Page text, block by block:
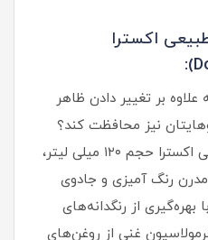
اکسترا
بر تغییر دادن ظاهر
نیز محافظت کند؟
رنگ مو دوماسی گروه طبیعی اکسترا حجم ۱۲۰ میلی لیتر،
مدرن رنگ آمیزی و جادوی
از رنگدانه‌های
غنی از روغن‌های